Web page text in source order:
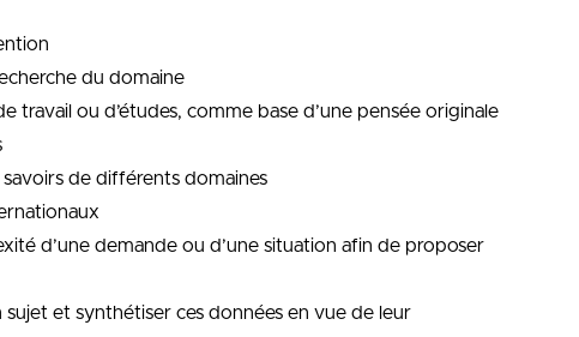
du domaine
travail ou d’études, comme base d’une pensée originale
de différents domaines
d’une demande ou d’une situation afin de proposer
et synthétiser ces données en vue de leur